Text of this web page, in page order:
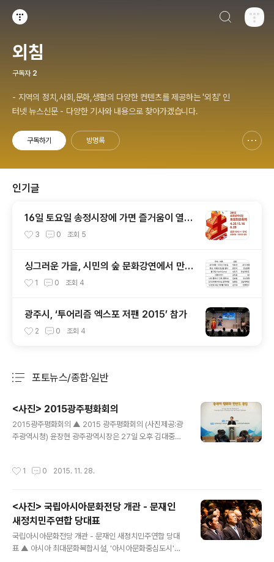
외침
구독자 2
- 지역의 정치,사회,문화,생활의 다양한 컨텐츠를 제공하는 '외침' 인
터넷 뉴스신문 - 다양한 기사와 내용으로 찾아가겠습니다.
구독하기 방명록
인기글
16일 토요일 송정시장에 가면 즐거움이 열린
다 3 0 조회 5
싱그러운 가을, 시민의 숲 문화강연에서 만나
요 1 0 조회 4
광주시, ‘투어리즘 엑스포 저팬 2015’ 참가
2 0 조회 4
포토뉴스/종합·일반
<사진> 2015광주평화회의
2015광주평화회의 ▲ 2015 광주평화회의 (사진제공:광
주광역시청) 윤장현 광주광역시장은 27일 오후 김대중컨
m 1 0 2015. 11. 28.
<사진> 국립아시아문화전당 개관 - 문재인
새정치민주연합 당대표
국립아시아문화전당 개관 - 문재인 새정치민주연합 당대
표 ▲ 아시아 최대문화복합시설, '아시아문화중심도시'를